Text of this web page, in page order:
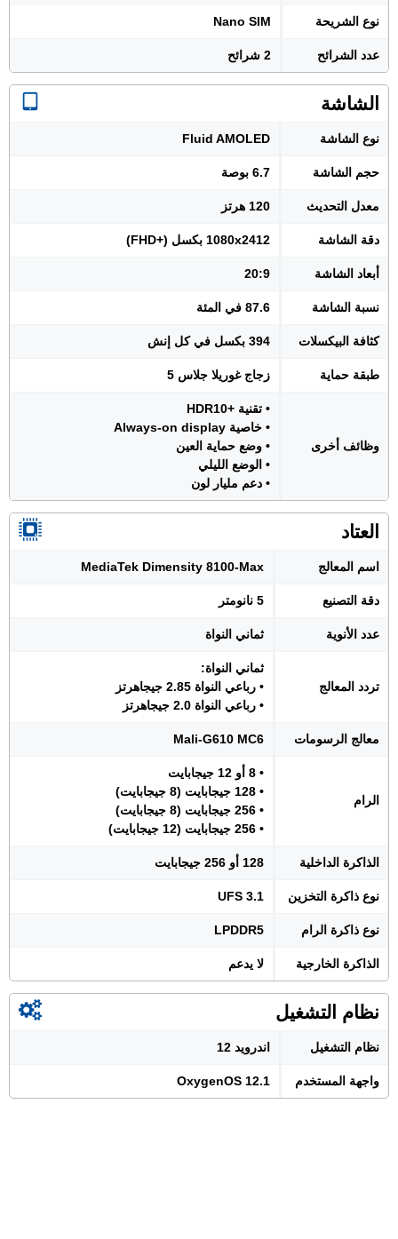
نوع الشريحة Nano SIM
عدد الشرائح 2 شرائح
الشاشة
نوع الشاشة Fluid AMOLED
حجم الشاشة 6.7 بوصة
معدل التحديث 120 هرتز
دقة الشاشة 1080x2412 بكسل (+FHD)
أبعاد الشاشة 20:9
نسبة الشاشة 87.6 في المئة
كثافة البيكسلات 394 بكسل في كل إنش
طبقة حماية زجاج غوريلا جلاس 5
وظائف أخرى
• تقنية +HDR10
• خاصية Always-on display
• وضع حماية العين
• الوضع الليلي
• دعم مليار لون
العتاد
اسم المعالج MediaTek Dimensity 8100-Max
دقة التصنيع 5 نانومتر
عدد الأنوية ثماني النواة
تردد المعالج
ثماني النواة:
• رباعي النواة 2.85 جيجاهرتز
• رباعي النواة 2.0 جيجاهرتز
معالج الرسومات Mali-G610 MC6
الرام
• 8 أو 12 جيجابايت
• 128 جيجابايت (8 جيجابايت)
• 256 جيجابايت (8 جيجابايت)
• 256 جيجابايت (12 جيجابايت)
الذاكرة الداخلية 128 أو 256 جيجابايت
نوع ذاكرة التخزين UFS 3.1
نوع ذاكرة الرام LPDDR5
الذاكرة الخارجية لا يدعم
نظام التشغيل
نظام التشغيل اندرويد 12
واجهة المستخدم OxygenOS 12.1